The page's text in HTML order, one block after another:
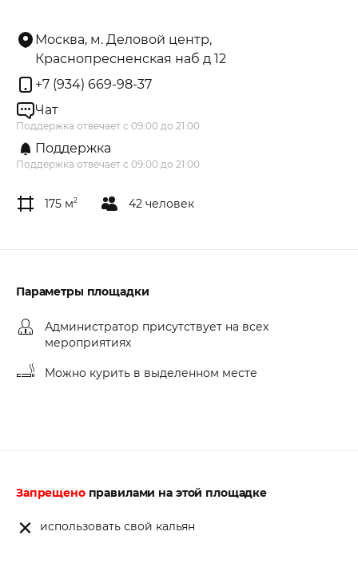
Москва, м. Деловой центр,
Краснопресненская наб д 12
+7 (934) 669-98-37
Чат
Поддержка отвечает с 09:00 до 21:00
Поддержка
Поддержка отвечает с 09:00 до 21:00
175 м2 42 человек
Параметры площадки
Администратор присутствует на всех
мероприятиях
Можно курить в выделенном месте
Запрещеноправилами на этой площадке
использовать свой кальян